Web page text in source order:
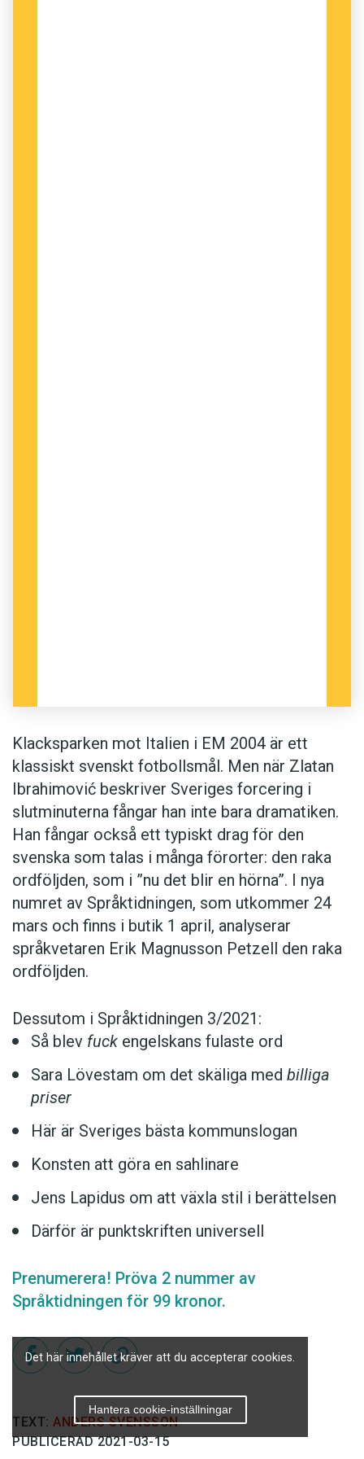
Klacksparken mot Italien i EM 2004 är ett
klassiskt svenskt fotbollsmål. Men när Zlatan
Ibrahimović beskriver Sveriges forcering i
slutminuterna fångar han inte bara dramatiken.
Han fångar också ett typiskt drag för den
svenska som talas i många förorter: den raka
ordföljden, som i ”nu det blir en hörna”. I nya
numret av Språktidningen, som utkommer 24
mars och finns i butik 1 april, analyserar
språkvetaren Erik Magnusson Petzell den raka
ordföljden.
Dessutom i Språktidningen 3/2021:
Så blev fuck engelskans fulaste ord
Sara Lövestam om det skäliga med billiga
priser
Här är Sveriges bästa kommunslogan
Konsten att göra en sahlinare
Jens Lapidus om att växla stil i berättelsen
Därför är punktskriften universell
Prenumerera! Pröva 2 nummer av
Språktidningen för 99 kronor.
Det här innehållet kräver att du accepterar cookies.
Hantera cookie-inställningar
TEXT: ANDERS SVENSSON
PUBLICERAD 2021-03-15